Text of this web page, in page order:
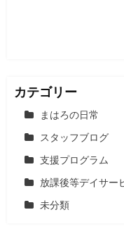
カテゴリー
まはろの日常
スタッフブログ
支援プログラム
放課後等デイサー
未分類